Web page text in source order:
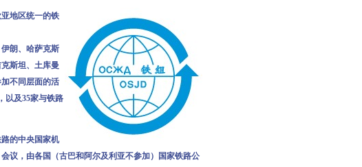
地区统一的铁
朗、哈萨克斯
斯坦、土库曼
不同层面的活
以及35家与铁路
的中央国家机
议，由各国（古巴和阿尔及利亚不参加）国家铁路公